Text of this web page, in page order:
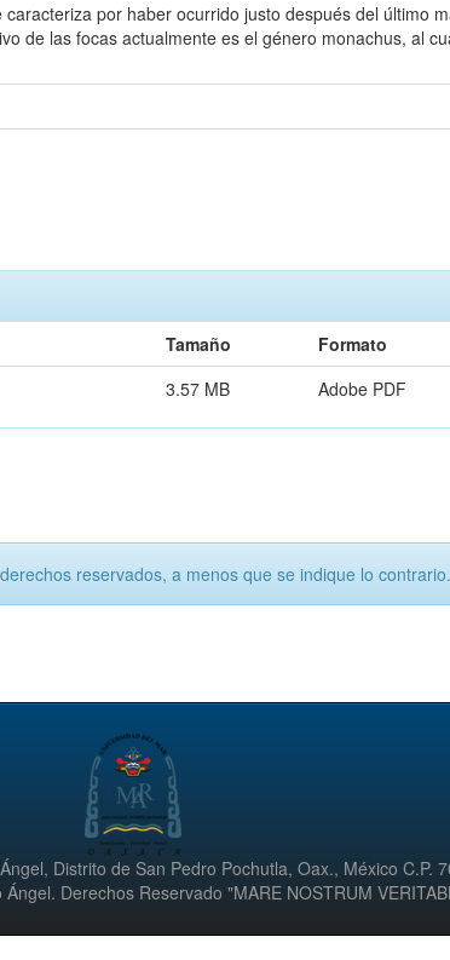
por haber ocurrido justo después del último
de las focas actualmente es el género monachus, al
Tamaño
Formato
3.57 MB Adobe PDF
reservados, a menos que se indique lo contrario.
Distrito de San Pedro Pochutla, Oax., México C.P.
Derechos Reservado "MARE NOSTRUM